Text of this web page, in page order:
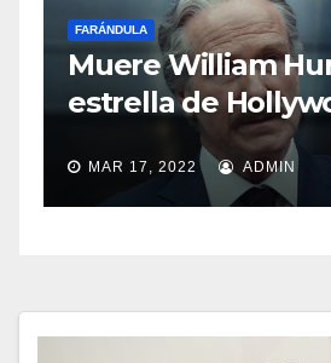
FARÁNDULA
Sasha Sokol
abuso de Luis de
MAR 11, 2022 ADMIN